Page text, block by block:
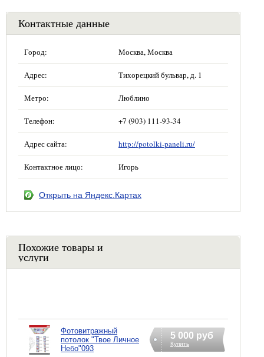
Контактные данные
Город: Москва, Москва
Адрес: Тихорецкий бульвар, д. 1
Метро: Люблино
Телефон: +7 (903) 111-93-34
Адрес сайта: http://potolki-paneli.ru/
Контактное лицо: Игорь
Открыть на Яндекс.Картах
Похожие товары и
услуги
Фотовитражный
потолок "Твое Личное
Небо"093
5 000 руб
Купить